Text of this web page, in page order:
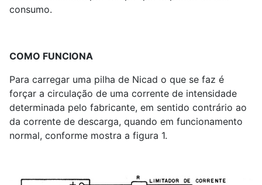
consumo.
COMO FUNCIONA
Para carregar uma pilha de Nicad o que se faz é
forçar a circulação de uma corrente de intensidade
determinada pelo fabricante, em sentido contrário ao
da corrente de descarga, quando em funcionamento
normal, conforme mostra a figura 1.